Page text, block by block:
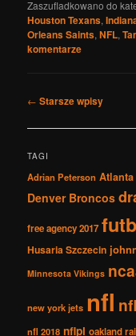
Zaszufladkowano do
Houston Texans,
Orleans Saints,NFL,
komentarze
Nawigacja
wpisach
← Starsze wpisy
TAGI
Adrian Peterson
Denver Broncos
free agency 2017
Husaria Szczecin
Minnesota Vikings
new york jets nfl
nfl 2018 nflpl oakland